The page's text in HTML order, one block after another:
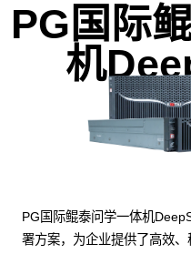
PG国际
机
PG国际鲲泰问学一体机
署方案，为企业提供了高效